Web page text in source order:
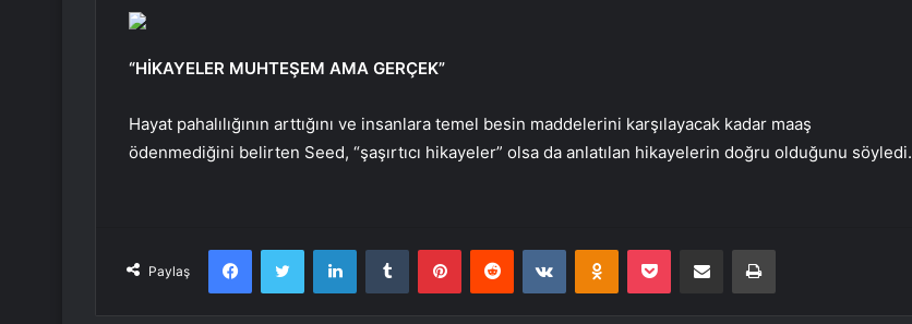
“HİKAYELER MUHTEŞEM AMA GERÇEK”
Hayat pahalılığının arttığını ve insanlara temel besin maddelerini karşılayacak kadar maaş
ödenmediğini belirten Seed, “şaşırtıcı hikayeler” olsa da anlatılan hikayelerin doğru olduğunu söyledi.
Paylaş
FacebookTwitter LinkedInTumblr PinterestReddit VKontakteOdnoklassniki
Pocket E-Posta ile paylaş Yazdır